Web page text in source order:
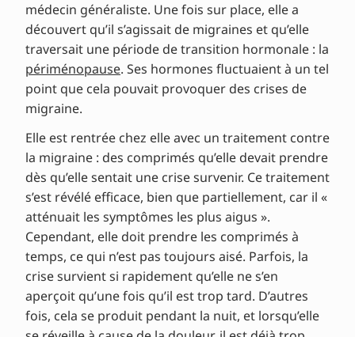
médecin généraliste. Une fois sur place, elle a
découvert qu’il s’agissait de migraines et qu’elle
traversait une période de transition hormonale : la
périménopause. Ses hormones fluctuaient à un tel
point que cela pouvait provoquer des crises de
migraine.
Elle est rentrée chez elle avec un traitement contre
la migraine : des comprimés qu’elle devait prendre
dès qu’elle sentait une crise survenir. Ce traitement
s’est révélé efficace, bien que partiellement, car il «
atténuait les symptômes les plus aigus ».
Cependant, elle doit prendre les comprimés à
temps, ce qui n’est pas toujours aisé. Parfois, la
crise survient si rapidement qu’elle ne s’en
aperçoit qu’une fois qu’il est trop tard. D’autres
fois, cela se produit pendant la nuit, et lorsqu’elle